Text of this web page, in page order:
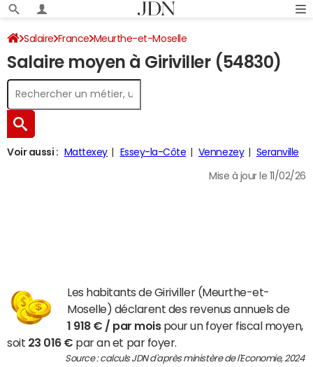
Salaire France Meurthe-et-Moselle
Salaire moyen à Giriviller (54830)
Voir aussi : Mattexey Essey-la-Côte Vennezey Seranville
Mise à jour le 11/02/26
Les habitants de Giriviller (Meurthe-et-
Moselle) déclarent des revenus annuels de
1 918 € / par moispour un foyer fiscal moyen,
soit 23 016 € par an et par foyer.
Source : calculs JDN d'après ministère de l'Economie, 2024